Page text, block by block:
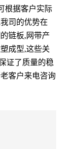
根据客户实际
司的优势在
链板,网带产
成型,这些关
证了质量的稳
客户来电咨询